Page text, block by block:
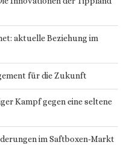
aktuelle Beziehung im
für die Zukunft
Kampf gegen eine seltene
im Saftboxen-Markt